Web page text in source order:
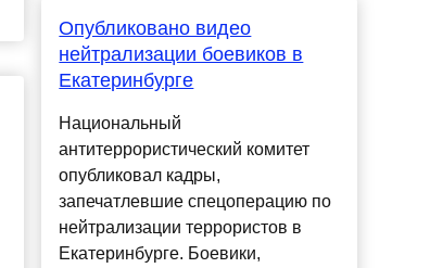
Опубликовано видео
нейтрализации боевиков в
Екатеринбурге
Национальный
антитеррористический комитет
опубликовал кадры,
запечатлевшие спецоперацию по
нейтрализации террористов в
Екатеринбурге. Боевики,